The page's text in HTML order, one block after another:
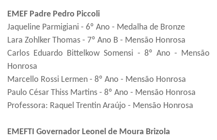
EMEF Padre Pedro Piccoli
Jaqueline Parmigiani - 6º Ano - Medalha de Bronze
Lara Zohlker Thomas - 7º Ano B - Mensão Honrosa
Carlos Eduardo Bittelkow Somensi - 8º Ano - Mensão
Honrosa
Marcello Rossi Lermen - 8º Ano - Mensão Honrosa
Paulo César Thiss Martins - 8º Ano - Mensão Honrosa
Professora: Raquel Trentin Araújo - Mensão Honrosa
EMEFTI Governador Leonel de Moura Brizola